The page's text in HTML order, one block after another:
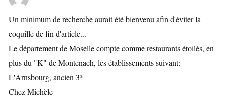
Un minimum de recherche aurait été bienvenu afin d'éviter la
coquille de fin d'article...
Le département de Moselle compte comme restaurants étoilés, en
plus du "K" de Montenach, les établissements suivant:
L'Arnsbourg, ancien 3*
Chez Michèle